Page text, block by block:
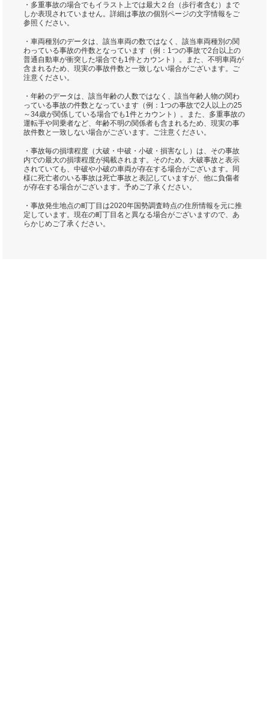
・多重事故の場合でもイラスト上では最大２台（歩行者含む）まで
しか表現されていません。詳細は事故の個別ページの文字情報をご
参照ください。
・車両種別のデータは、該当車両の数ではなく、該当車両種別の関
わっている事故の件数となっています（例：1つの事故で2台以上の
普通自動車が衝突した場合でも1件とカウント）。また、不明車両が
含まれるため、現実の事故件数と一致しない場合がございます。ご
注意ください。
・年齢のデータは、該当年齢の人数ではなく、該当年齢人物の関わ
っている事故の件数となっています（例：1つの事故で2人以上の25
～34歳が関係している場合でも1件とカウント）。また、多重事故の
運転手や同乗者など、年齢不明の関係者も含まれるため、現実の事
故件数と一致しない場合がございます。ご注意ください。
・事故毎の損壊程度（大破・中破・小破・損害なし）は、その事故
内での最大の損壊程度が掲載されます。そのため、大破事故と表示
されていても、中破や小破の車両が存在する場合がございます。同
様に死亡者のいる事故は死亡事故と表記していますが、他に負傷者
が存在する場合がございます。予めご了承ください。
・事故発生地点の町丁目は2020年国勢調査時点の住所情報を元に推
定しています。現在の町丁目名と異なる場合がございますので、あ
らかじめご了承ください。